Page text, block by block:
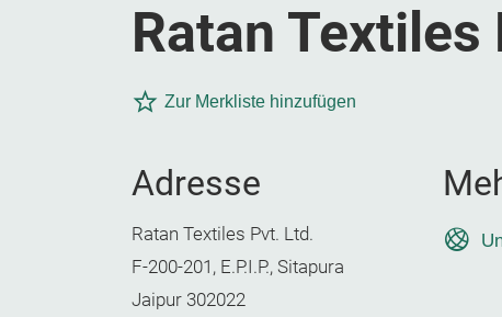
Ratan Textiles
Zur Merkliste hinzufügen
Adresse
Ratan Textiles Pvt. Ltd.
F-200-201, E.P.I.P., Sitapura
Jaipur 302022